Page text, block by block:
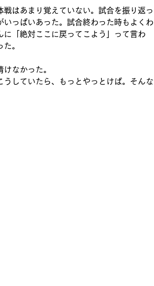
はあまり覚えていない。試合を振り返っ
っぱいあった。試合終わった時もよくわ
「絶対ここに戻ってこよう」って言わ
。
なかった。
していたら、もっとやっとけば。そんな